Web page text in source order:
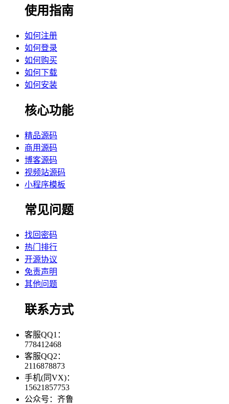
使用指南
如何注册
如何登录
如何购买
如何下载
如何安装
核心功能
精品源码
商用源码
博客源码
视频站源码
小程序模板
常见问题
找回密码
热门排行
开源协议
免责声明
其他问题
联系方式
客服QQ1：
778412468
客服QQ2：
2116878873
手机(同VX)：
15621857753
公众号：齐鲁